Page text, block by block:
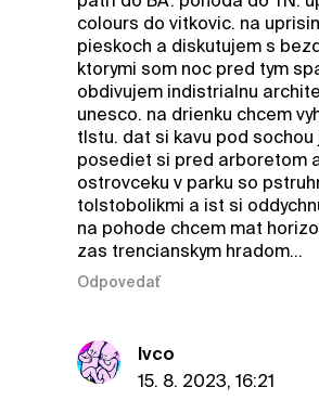
colours do vitkovic. na
pieskoch a diskutujem s
ktorymi som noc pred tym
obdivujem indistrialnu
unesco. na drienku chcem
tlstu. dat si kavu pod sochou
posediet si pred arboretom
ostrovceku v parku so
tolstobolikmi a ist si
na pohode chcem mat
zas trencianskym hradom...
Odpovedať
Ivco
15. 8. 2023, 16:21